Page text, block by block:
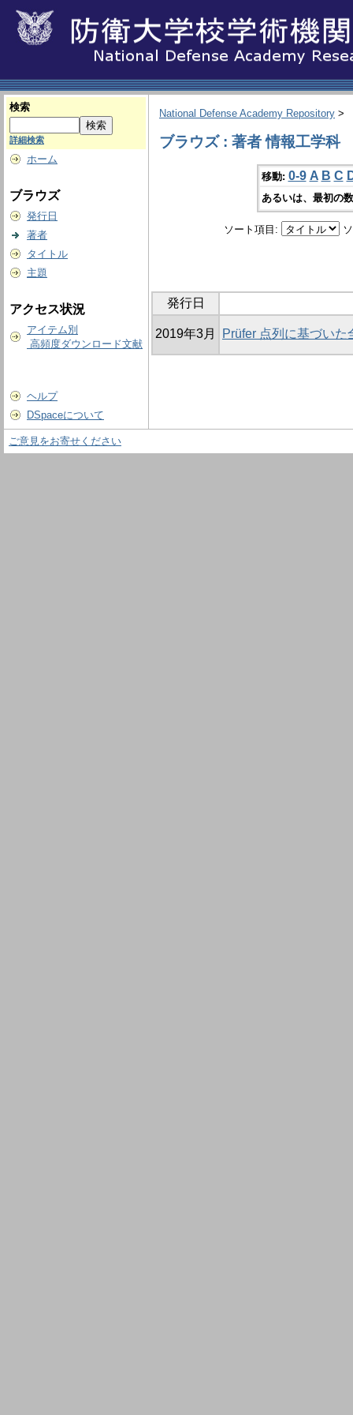
検索
詳細検索
ホーム
ブラウズ
発行日
著者
タイトル
主題
アクセス状況
アイテム別
高頻度ダウンロード文献
ヘルプ
DSpaceについて
National Defense Academy Repository >
ブラウズ : 著者 情報工学科
移動: 0-9 A B C
あるいは、最初の
ソート項目:
発行日
2019年3月 Prüfer 点列に基づい
ご意見をお寄せください